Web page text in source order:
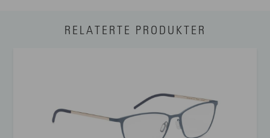
Størrelse:
RELATERTE PRODUKTER